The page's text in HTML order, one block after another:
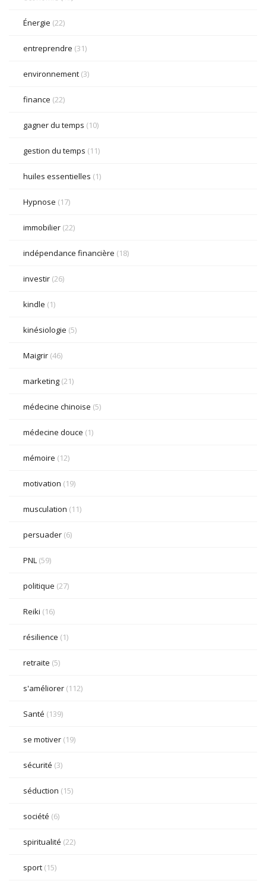
Énergie (22)
entreprendre (31)
environnement (3)
finance (22)
gagner du temps (10)
gestion du temps (11)
huiles essentielles (1)
Hypnose (17)
immobilier (22)
indépendance financière (18)
investir (26)
kindle (1)
kinésiologie (5)
Maigrir (46)
marketing (21)
médecine chinoise (5)
médecine douce (1)
mémoire (12)
motivation (19)
musculation (11)
persuader (6)
PNL (59)
politique (27)
Reiki (16)
résilience (1)
retraite (5)
s'améliorer (112)
Santé (139)
se motiver (19)
sécurité (3)
séduction (15)
société (6)
spiritualité (22)
sport (15)